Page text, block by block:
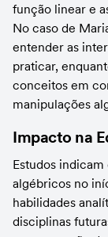
função linear e
No caso de
entender as
praticar,
conceitos em
manipulações
Impacto na
Estudos
algébricos no
habilidades
disciplinas